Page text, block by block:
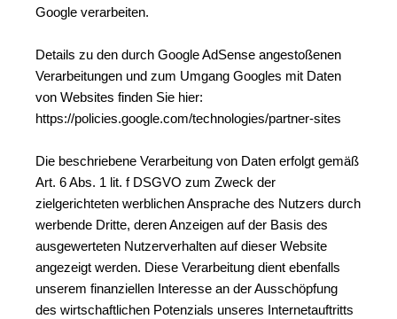
Google verarbeiten.
Details zu den durch Google AdSense angestoßenen
Verarbeitungen und zum Umgang Googles mit Daten
von Websites finden Sie hier:
https://policies.google.com/technologies/partner-sites
Die beschriebene Verarbeitung von Daten erfolgt gemäß
Art. 6 Abs. 1 lit. f DSGVO zum Zweck der
zielgerichteten werblichen Ansprache des Nutzers durch
werbende Dritte, deren Anzeigen auf der Basis des
ausgewerteten Nutzerverhalten auf dieser Website
angezeigt werden. Diese Verarbeitung dient ebenfalls
unserem finanziellen Interesse an der Ausschöpfung
des wirtschaftlichen Potenzials unseres Internetauftritts